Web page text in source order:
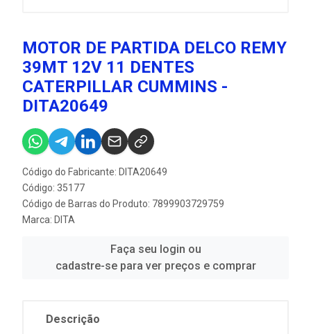
MOTOR DE PARTIDA DELCO REMY
39MT 12V 11 DENTES
CATERPILLAR CUMMINS -
DITA20649
Código do Fabricante: DITA20649
Código: 35177
Código de Barras do Produto: 7899903729759
Marca: DITA
Faça seu login ou
cadastre-se para ver preços e comprar
Descrição